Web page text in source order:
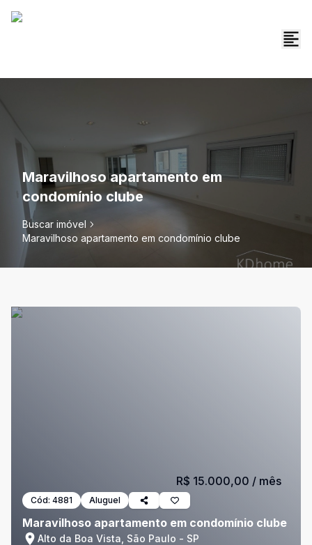
Maravilhoso apartamento em
condomínio clube
Buscar imóvel
Maravilhoso apartamento em condomínio clube
Cód: 4881 Aluguel
Maravilhoso apartamento em condomínio clube
Alto da Boa Vista, São Paulo - SP
R$ 15.000,00 / mês